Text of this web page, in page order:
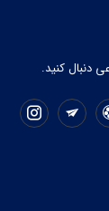
دنبال کنید.